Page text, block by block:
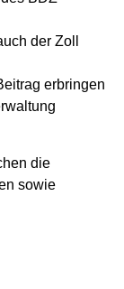
der Zoll
erbringen
die
sowie